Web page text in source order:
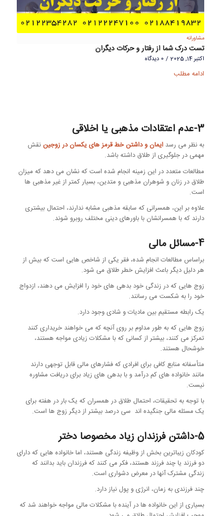
مشاورانه
تست درک شما از رفتار و حرکات دیگران
اکتبر 14, 2025 / 0 دیدگاه
ادامه مطلب
3-عدم اعتقادات مذهبی یا اخلاقی
به نظر می رسد ایمان و داشتن خط قرمز های یکسان در زوجیننقش
مهمی در جلوگیری از طلاق داشته باشد.
مطالعات متعدد در این زمینه انجام شده است که نشان می دهد که میزان
طلاق در زنان و شوهران مذهبی و متدین، بسیار کمتر از غیر مذهبی ها
است.
علاوه بر این، همسرانی که سابقه مذهبی مشابه ندارند، احتمال بیشتری
دارند که با همسرانشان با باورهای دینی مختلف روبرو شوند.
4-مسائل مالی
براساس مطالعات انجام شده، فقر یکی از شاخص هایی است که بیش از
هر دلیل دیگر باعث افزایش خطر طلاق می شود.
زوج هایی که در زندگی خود بدهی های خود را افزایش می دهند، ازدواج
خود را به شکست می رسانند.
یک رابطه مستقیم بین مادیات و شادی وجود دارد.
زوج هایی که به طور مداوم بر روی آنچه که می خواهند خریداری کنند
تمرکز می کنند، بیشتر از کسانی که با مشکلات زیادی مواجه هستند،
خوشحال هستند.
متأسفانه منابع کافی برای افرادی که فشارهای مالی قابل توجهی دارند
مانند خانواده های کم درآمد و با بدهی های زیاد برای دریافت مشاوره
نیست.
با توجه به تحقیقات، احتمال طلاق در همسران که یک بار در هفته برای
یک مسئله مالی جنگیده اند سی درصد بیشتر از دیگر زوج ها است.
5-داشتن فرزندان زیاد مخصوصا دختر
کودکان زیباترین بخش از وظیفه زندگی هستند، اما خانواده هایی که دارای
دو فرزند یا چند فرزند هستند، فکر می کنند که فرزندان باید بدانند که
زندگی مشترک آنها در معرض دشواری است.
چند فرزندی به زمان، انرژی و پول نیاز دارد.
بسیاری از این خانواده ها در آینده با مشکلات مالی مواجه خواهند شد که